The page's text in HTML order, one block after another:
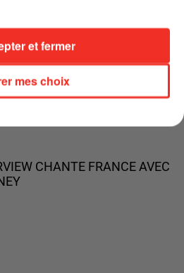
MIEUX SUR SCÈNE" -
CHANTE FRANCE AVEC
mes choix
et fermer